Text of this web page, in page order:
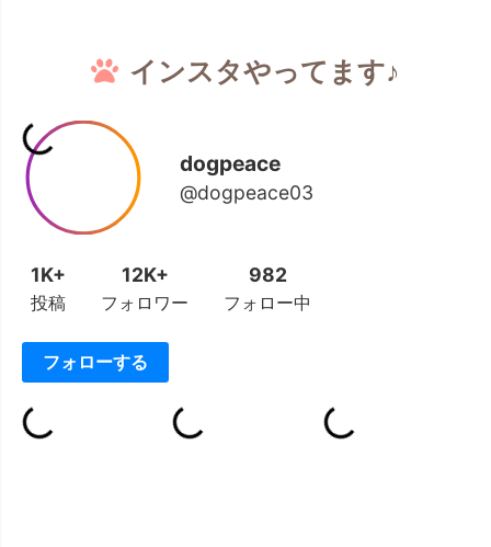
インスタやってます♪